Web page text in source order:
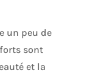
un peu de
sont
et la